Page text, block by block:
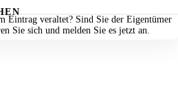
Eintrag veraltet? Sind Sie der Eigentümer
Sie sich und melden Sie es jetzt an.